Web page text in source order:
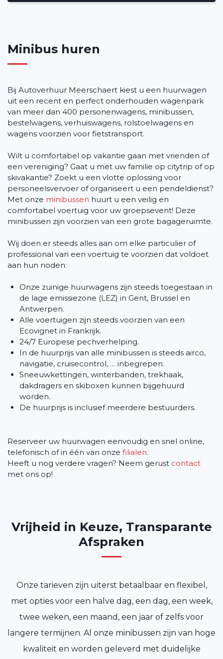
Minibus huren
Bij Autoverhuur Meerschaert kiest u een huurwagen
uit een recent en perfect onderhouden wagenpark
van meer dan 400 personenwagens, minibussen,
bestelwagens, verhuiswagens, rolstoelwagens en
wagens voorzien voor fietstransport.
Wilt u comfortabel op vakantie gaan met vrienden of
een vereniging? Gaat u met uw familie op citytrip of op
skivakantie? Zoekt u een vlotte oplossing voor
personeelsvervoer of organiseert u een pendeldienst?
Met onze minibussen huurt u een veilig en
comfortabel voertuig voor uw groepsevent! Deze
minibussen zijn voorzien van een grote bagageruimte.
Wij doen er steeds alles aan om elke particulier of
professional van een voertuig te voorzien dat voldoet
aan hun noden:
Onze zuinige huurwagens zijn steeds toegestaan in
de lage emissiezone (LEZ) in Gent, Brussel en
Antwerpen.
Alle voertuigen zijn steeds voorzien van een
Ecovignet in Frankrijk.
24/7 Europese pechverhelping.
In de huurprijs van alle minibussen is steeds airco,
navigatie, cruisecontrol, … inbegrepen.
Sneeuwkettingen, winterbanden, trekhaak,
dakdragers en skiboxen kunnen bijgehuurd
worden.
De huurprijs is inclusief meerdere bestuurders.
Reserveer uw huurwagen eenvoudig en snel online,
telefonisch of in één van onze filialen.
Heeft u nog verdere vragen? Neem gerust contact
met ons op!
Vrijheid in Keuze, Transparante
Afspraken
Onze tarieven zijn uiterst betaalbaar en flexibel,
met opties voor een halve dag, een dag, een week,
twee weken, een maand, een jaar of zelfs voor
langere termijnen. Al onze minibussen zijn van hoge
kwaliteit en worden geleverd met duidelijke